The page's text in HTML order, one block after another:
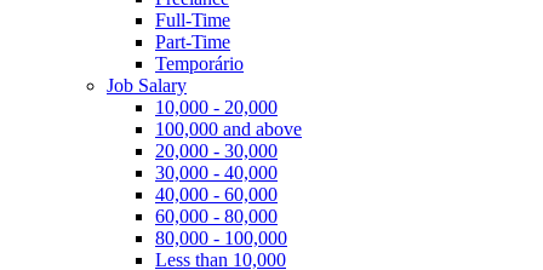
Full-Time
Part-Time
Temporário
Job Salary
10,000 - 20,000
100,000 and above
20,000 - 30,000
30,000 - 40,000
40,000 - 60,000
60,000 - 80,000
80,000 - 100,000
Less than 10,000